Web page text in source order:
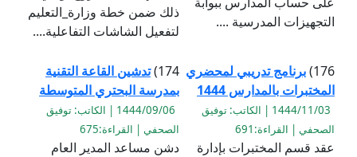
التجهيزات المدرسية ....
ذلك ضمن خطة وزارة_التعليم
لتفعيل الشاشات التفاعلية....
176) برنامج تدريبي لمحضري
المختبرات بالمدارس 1444
1444/11/03 | الكاتب: توفيق
الصحفي | القراءة:691
عقد قسم المختبرات بإدارة
174) تدشين القاعة التقنية
بمدرسة البحتري المتوسطة
1444/09/06 | الكاتب: توفيق
الصحفي | القراءة:675
دشن مساعد المدير العام